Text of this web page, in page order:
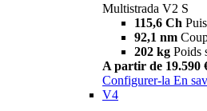
Multistrada V2 S
115,6 Ch
92,1 nm
202 kg Poids
A partir de 19.590
Configurer-la En
V4